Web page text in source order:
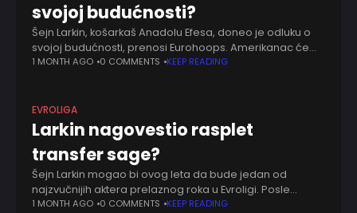
svojoj budućnosti?
Šejn Larkin, košarkaš Anadolu Efesa, doneo je odluku o
svojoj budućnosti, prenosi Eurohoops. Amerikanac će
ostati u Istanbulu, ali će promeniti dres. Prema tim
1 MONTH AGO 0 COMMENTS KEEP READING
EVROLIGA
Larkin nagovestio rasplet
transfer sage?
Šejn Larkin mogao bi ovog leta da bude jedan od
najzvučnijih aktera prelaznog roka u Evroligi. Posle
brojnih spekulacija o odlasku iz Anadolu Efesa, njegovo
1 MONTH AGO 0 COMMENTS KEEP READING